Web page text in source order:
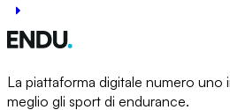
La piattaforma digitale numero uno
meglio gli sport di endurance.